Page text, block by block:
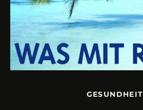
GESUNDHEIT